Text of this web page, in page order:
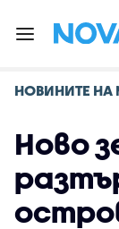
НОВИНИТЕ НА
Ново